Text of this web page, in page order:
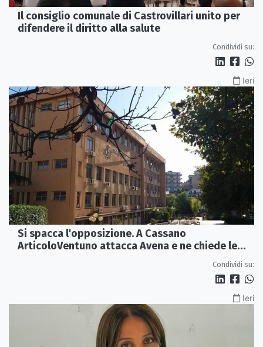
Il consiglio comunale di Castrovillari unito per
difendere il diritto alla salute
Condividi su:
Ieri
Si spacca l'opposizione. A Cassano
ArticoloVentuno attacca Avena e ne chiede le
Condividi su:
Ieri